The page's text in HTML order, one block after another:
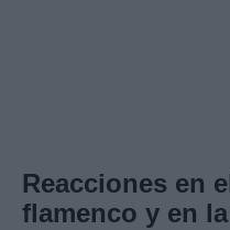
Reacciones en
flamenco y en